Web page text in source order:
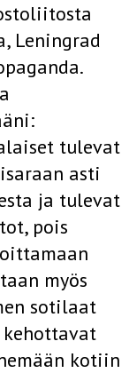
Leningrad
tulevat
asti
ja tulevat
pois
myös
sotilaat
kotiin